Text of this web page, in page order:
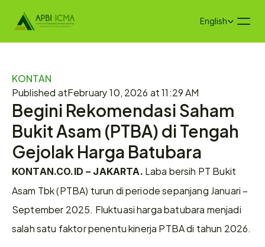
Select Language
English
KONTAN
Published atFebruary 10, 2026 at 11:29 AM
Begini Rekomendasi Saham
Bukit Asam (PTBA) di Tengah
Gejolak Harga Batubara
KONTAN.CO.ID – JAKARTA. Laba bersih PT Bukit
Asam Tbk (PTBA) turun di periode sepanjang Januari –
September 2025. Fluktuasi harga batubara menjadi
salah satu faktor penentu kinerja PTBA di tahun 2026.